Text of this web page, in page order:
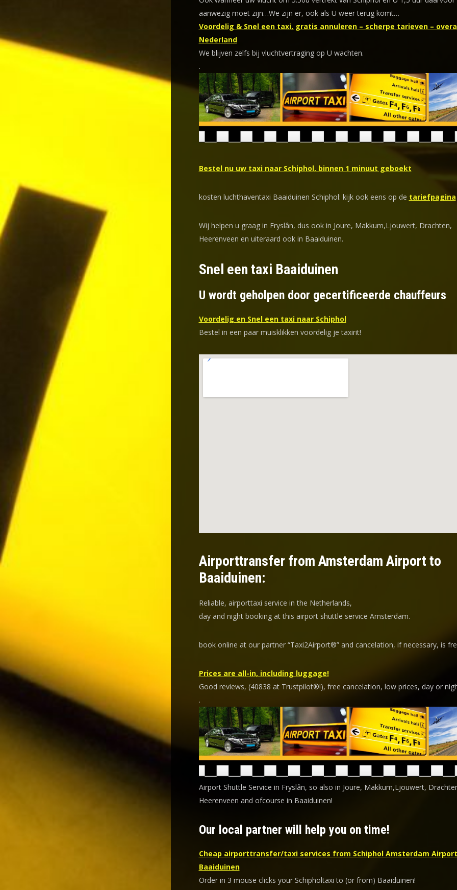
aanwezig moet zijn…We zijn er, ook als U weer terug komt…
Voordelig & Snel een taxi, gratis annuleren – scherpe tarieven –
Nederland
We blijven zelfs bij vluchtvertraging op U wachten.
.
Bestel nu uw taxi naar Schiphol, binnen 1 minuut geboekt
kosten luchthaventaxi Baaiduinen Schiphol: kijk ook eens op de tariefpagina
Wij helpen u graag in Fryslân, dus ook in Joure, Makkum,Ljouwert, Drachten,
Heerenveen en uiteraard ook in Baaiduinen.
Snel een taxi Baaiduinen
U wordt geholpen door gecertificeerde chauffeurs
Voordelig en Snel een taxi naar Schiphol
Bestel in een paar muisklikken voordelig je taxirit!
Airporttransfer from Amsterdam Airport to
Baaiduinen:
Reliable, airporttaxi service in the Netherlands,
day and night booking at this airport shuttle service Amsterdam.
book online at our partner “Taxi2Airport®” and cancelation, if necessary, is
Prices are all-in, including luggage!
Good reviews, (40838 at Trustpilot®!), free cancelation, low prices, day or
.
Airport Shuttle Service in Fryslân, so also in Joure, Makkum,Ljouwert,
Heerenveen and ofcourse in Baaiduinen!
Our local partner will help you on time!
Cheap airporttransfer/taxi services from Schiphol Amsterdam
Baaiduinen
Order in 3 mouse clicks your Schipholtaxi to (or from) Baaiduinen!